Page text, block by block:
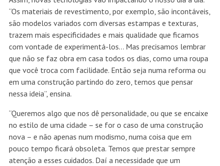
“Os materiais de revestimento, por exemplo, são incontáveis,
são modelos variados com diversas estampas e texturas,
trazem mais especificidades e mais qualidade que ficamos
com vontade de experimentá-los… Mas precisamos lembrar
que não se faz obra em casa todos os dias, como uma roupa
que você troca com facilidade. Então seja numa reforma ou
em uma construção partindo do zero, temos que pensar
nessa ideia”, ensina.
“Queremos algo que nos dê personalidade, ou que se encaixe
no estilo de uma cidade – se for o caso de uma construção
nova – e não apenas num modismo, numa coisa que em
pouco tempo ficará obsoleta. Temos que prestar sempre
atenção a esses cuidados. Daí a necessidade que um